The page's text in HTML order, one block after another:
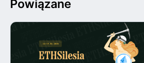
Powiązane